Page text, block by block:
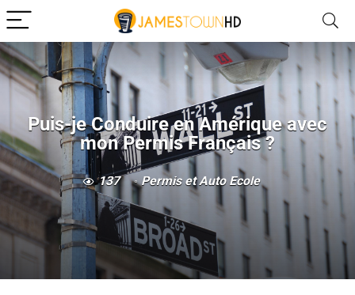
Puis-je Conduire en Amérique avec
mon Permis Français ?
137 Permis et Auto École